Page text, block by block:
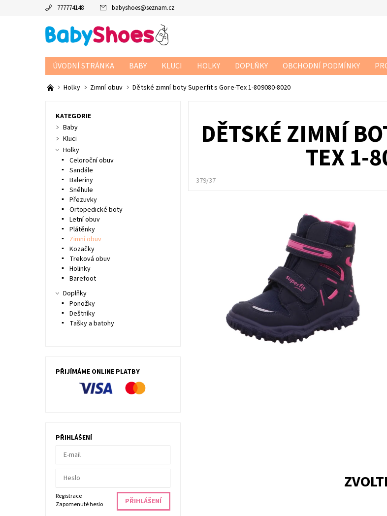
777774148 babyshoes@seznam.cz
ÚVODNÍ STRÁNKA BABY KLUCI HOLKY DOPLŇKY OBCHODNÍ PODMÍNKY
Holky Zimní obuv Dětské zimní boty Superfit s Gore-Tex 1-809080-8020
DĚTSKÉ ZIMNÍ
TEX 1-
379/37
KATEGORIE
Baby
Kluci
Holky
Celoroční obuv
Sandále
Baleríny
Sněhule
Přezuvky
Ortopedické boty
Letní obuv
Plátěnky
Zimní obuv
Kozačky
Treková obuv
Holinky
Barefoot
Doplňky
Ponožky
Deštníky
Tašky a batohy
PŘIJÍMÁME ONLINE PLATBY
PŘIHLÁŠENÍ
Registrace
Zapomenuté heslo